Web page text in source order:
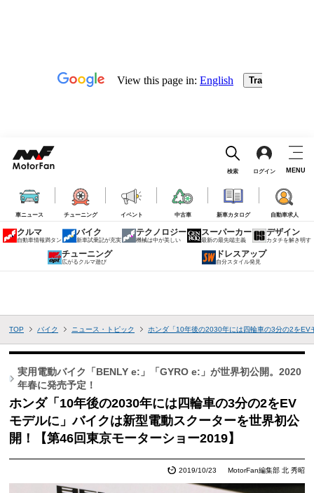
車ニュース チューニング イベント 中古車 新車カタログ 自動車求人
検索 ログイン MENU
クルマ
自動車情報満タン
バイク
新車試乗記が充実
テクノロジー
機械は中が美しい
スーパーカー
最新の最先端主義
デザイン
カタチを解き明す
チューニング
広がるクルマ遊び
ドレスアップ
自分スタイル発見
TOP バイク ニュース・トピック ホンダ「10年後の2030年には四輪車の3分の2を
実用電動バイク「BENLY e:」「GYRO e:」が世界初公開。2020
年春に発売予定！
ホンダ「10年後の2030年には四輪車の3分の2をEV
モデルに」バイクは新型電動スクーターを世界初公
開！【第46回東京モーターショー2019】
2019/10/23 MotorFan編集部 北 秀昭